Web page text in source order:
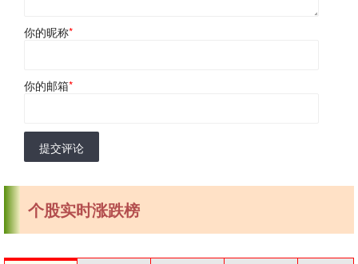
你的昵称*
你的邮箱*
提交评论
个股实时涨跌榜